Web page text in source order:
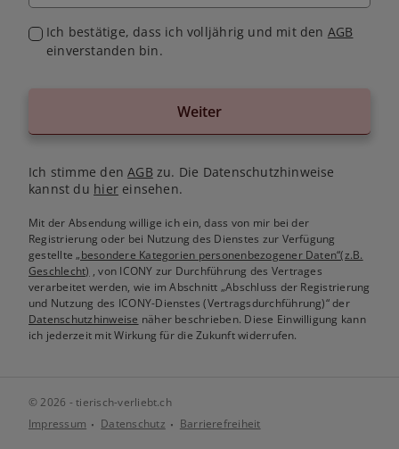
Ich bestätige, dass ich volljährig und mit den AGB
einverstanden bin.
Weiter
Ich stimme denAGB zu. Die Datenschutzhinweise
kannst du hiereinsehen.
Mit der Absendung willige ich ein, dass von mir bei der
Registrierung oder bei Nutzung des Dienstes zur Verfügung
gestellte„besondere Kategorien personenbezogener Daten“(z.B.
Geschlecht) , von ICONY zur Durchführung des Vertrages
verarbeitet werden, wie im Abschnitt „Abschluss der Registrierung
und Nutzung des ICONY-Dienstes (Vertragsdurchführung)“ der
Datenschutzhinweise näher beschrieben. Diese Einwilligung kann
ich jederzeit mit Wirkung für die Zukunft widerrufen.
© 2026 - tierisch-verliebt.ch
Impressum
Datenschutz Barrierefreiheit